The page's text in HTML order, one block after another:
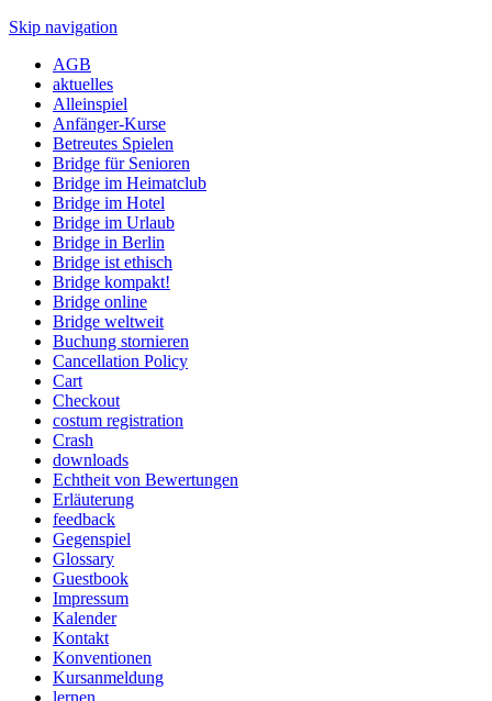
Skip navigation
AGB
aktuelles
Alleinspiel
Anfänger-Kurse
Betreutes Spielen
Bridge für Senioren
Bridge im Heimatclub
Bridge im Hotel
Bridge im Urlaub
Bridge in Berlin
Bridge ist ethisch
Bridge kompakt!
Bridge online
Bridge weltweit
Buchung stornieren
Cancellation Policy
Cart
Checkout
costum registration
Crash
downloads
Echtheit von Bewertungen
Erläuterung
feedback
Gegenspiel
Glossary
Guestbook
Impressum
Kalender
Kontakt
Konventionen
Kursanmeldung
lernen